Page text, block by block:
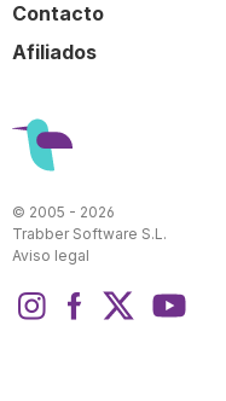
Contacto
Afiliados
© 2005 - 2026
Trabber Software S.L.
Aviso legal